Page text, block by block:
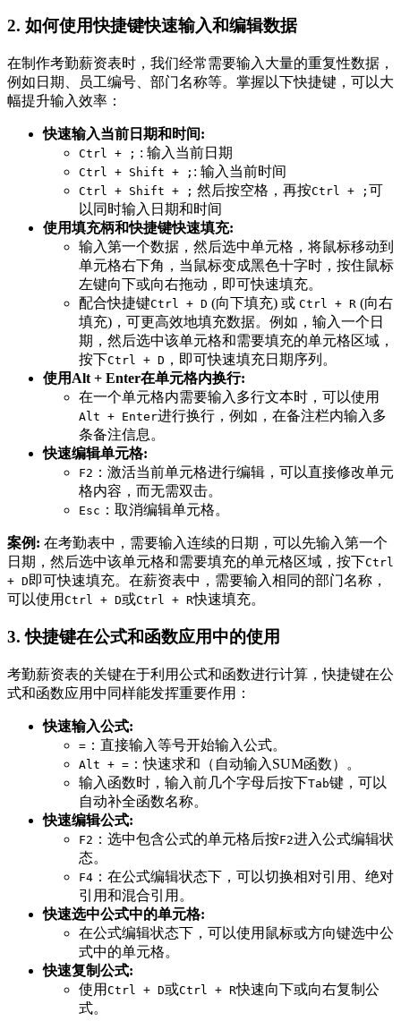
2. 如何使用快捷键快速输入和编辑数据
在制作考勤薪资表时，我们经常需要输入大量的重复性数据，
例如日期、员工编号、部门名称等。掌握以下快捷键，可以大
幅提升输入效率：
快速输入当前日期和时间:
Ctrl + ; : 输入当前日期
Ctrl + Shift + ; : 输入当前时间
Ctrl + Shift + ; 然后按空格，再按Ctrl + ; 可
以同时输入日期和时间
使用填充柄和快捷键快速填充:
输入第一个数据，然后选中单元格，将鼠标移动到
单元格右下角，当鼠标变成黑色十字时，按住鼠标
左键向下或向右拖动，即可快速填充。
配合快捷键Ctrl + D (向下填充) 或 Ctrl + R (向右
填充)，可更高效地填充数据。例如，输入一个日
期，然后选中该单元格和需要填充的单元格区域，
按下Ctrl + D ，即可快速填充日期序列。
使用Alt + Enter在单元格内换行:
在一个单元格内需要输入多行文本时，可以使用
Alt + Enter进行换行，例如，在备注栏内输入多
条备注信息。
快速编辑单元格:
F2 ：激活当前单元格进行编辑，可以直接修改单元
格内容，而无需双击。
Esc ：取消编辑单元格。
案例: 在考勤表中，需要输入连续的日期，可以先输入第一个
日期，然后选中该单元格和需要填充的单元格区域，按下Ctrl
+ D 即可快速填充。在薪资表中，需要输入相同的部门名称，
可以使用 Ctrl + D或Ctrl + R快速填充。
3. 快捷键在公式和函数应用中的使用
考勤薪资表的关键在于利用公式和函数进行计算，快捷键在公
式和函数应用中同样能发挥重要作用：
快速输入公式:
= ：直接输入等号开始输入公式。
Alt + = ：快速求和（自动输入SUM函数）。
输入函数时，输入前几个字母后按下Tab键，可以
自动补全函数名称。
快速编辑公式:
F2 ：选中包含公式的单元格后按F2进入公式编辑状
态。
F4 ：在公式编辑状态下，可以切换相对引用、绝对
引用和混合引用。
快速选中公式中的单元格:
在公式编辑状态下，可以使用鼠标或方向键选中公
式中的单元格。
快速复制公式:
使用 Ctrl + D或Ctrl + R快速向下或向右复制公
式。